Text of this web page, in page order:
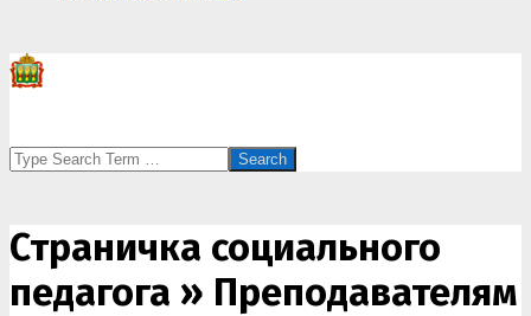
Search
Страничка социального
педагога » Преподавателям